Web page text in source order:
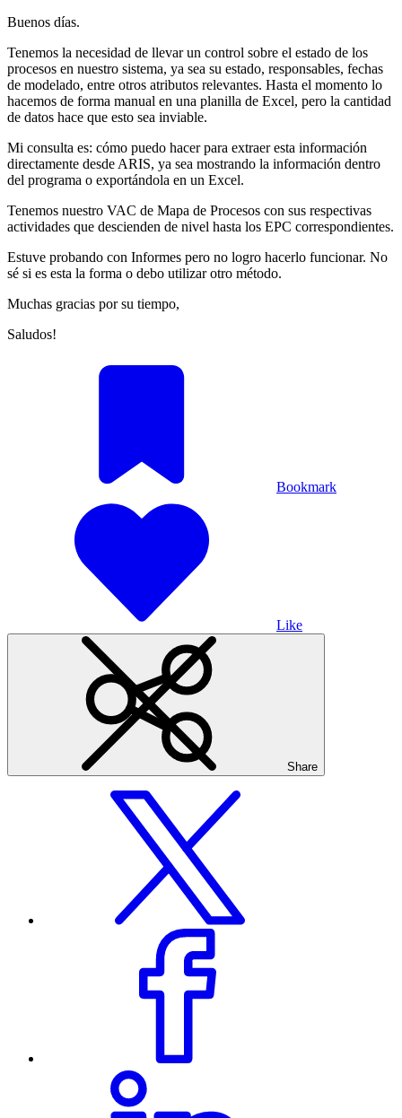
Buenos días.
Tenemos la necesidad de llevar un control sobre el estado de los
procesos en nuestro sistema, ya sea su estado, responsables, fechas
de modelado, entre otros atributos relevantes. Hasta el momento lo
hacemos de forma manual en una planilla de Excel, pero la cantidad
de datos hace que esto sea inviable.
Mi consulta es: cómo puedo hacer para extraer esta información
directamente desde ARIS, ya sea mostrando la información dentro
del programa o exportándola en un Excel.
Tenemos nuestro VAC de Mapa de Procesos con sus respectivas
actividades que descienden de nivel hasta los EPC correspondientes.
Estuve probando con Informes pero no logro hacerlo funcionar. No
sé si es esta la forma o debo utilizar otro método.
Muchas gracias por su tiempo,
Saludos!
Bookmark
Like
Share